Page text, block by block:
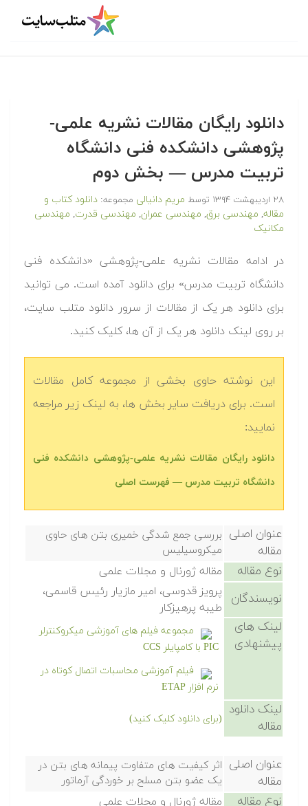
دانلود رایگان مقالات نشریه علمی-
پژوهشی دانشکده فنی دانشگاه
تربیت مدرس — بخش دوم
۲۸ اردیبهشت ۱۳۹۴ توسط مریم دانیالی مجموعه: دانلود کتاب و
مقاله, مهندسی برق, مهندسی عمران, مهندسی قدرت, مهندسی
مکانیک
در ادامه مقالات نشریه علمی-پژوهشی «دانشکده فنی
دانشگاه تربیت مدرس» برای دانلود آمده است. می توانید
برای دانلود هر یک از مقالات از سرور دانلود متلب سایت،
بر روی لینک دانلود هر یک از آن ها، کلیک کنید.
این نوشته حاوی بخشی از مجموعه کامل مقالات
است. برای دریافت سایر بخش ها، به لینک زیر مراجعه
نمایید:
دانلود رایگان مقالات نشریه علمی-پژوهشی دانشکده فنی
دانشگاه تربیت مدرس — فهرست اصلی
عنوان اصلی
مقاله
بررسی جمع شدگی خمیری بتن های حاوی
میکروسیلیس
نوع مقاله مقاله ژورنال و مجلات علمی
نویسندگان
پرویز قدوسی، امیر مازیار رئیس قاسمی،
طیبه پرهیزکار
لینک های
پیشنهادی
مجموعه فیلم های آموزشی میکروکنترلر
PIC با کامپایلر CCS
فیلم آموزشی محاسبات اتصال کوتاه در
نرم افزار ETAP
لینک دانلود
مقاله
(برای دانلود کلیک کنید)
عنوان اصلی
مقاله
اثر کیفیت های متفاوت پیمانه های بتن در
یک عضو بتن مسلح بر خوردگی آرماتور
نوع مقاله مقاله ژورنال و مجلات علمی